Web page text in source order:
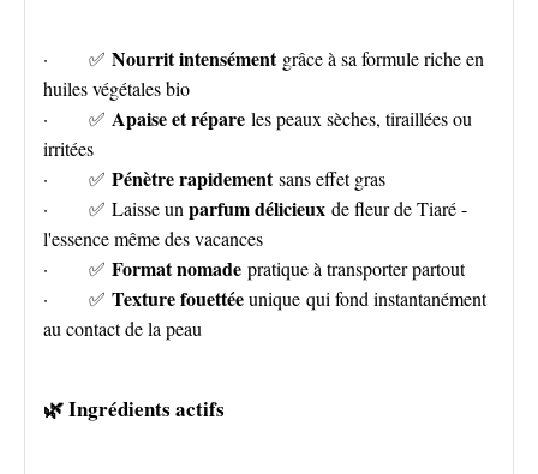
· ✅ Nourrit intensémentgrâce à sa formule riche en
huiles végétales bio
· ✅ Apaise et répare les peaux sèches, tiraillées ou
irritées
· ✅ Pénètre rapidementsans effet gras
· ✅ Laisse un parfum délicieux de fleur de Tiaré -
l'essence même des vacances
· ✅ Format nomade pratique à transporter partout
· ✅ Texture fouettéeunique qui fond instantanément
au contact de la peau
🌿 Ingrédients actifs